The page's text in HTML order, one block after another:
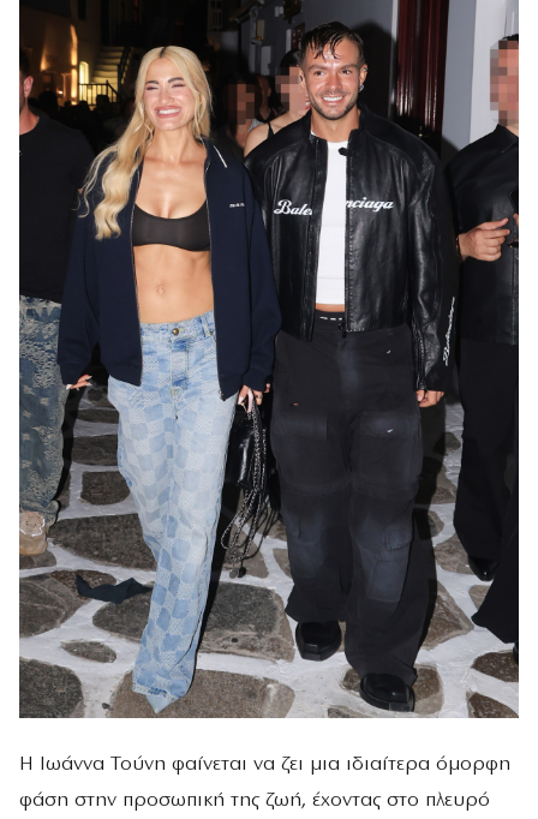
Η Ιωάννα Τούνη φαίνεται να ζει μια ιδιαίτερα όμορφη
φάση στην προσωπική της ζωή, έχοντας στο πλευρό